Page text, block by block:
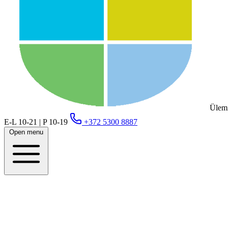
E-L 10-21 | P 10-19
+372 5300 8887
Open menu